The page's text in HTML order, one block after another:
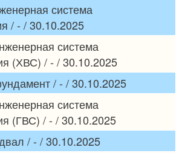
система
/ - / 30.10.2025
система
(ХВС) / - / 30.10.2025
/ - / 30.10.2025
система
(ГВС) / - / 30.10.2025
/ - / 30.10.2025